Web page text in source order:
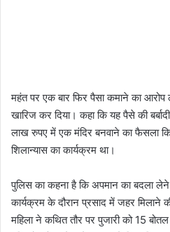
महंत पर एक बार फिर पैसा कमाने का
खारिज कर दिया। कहा कि यह पैसे की
लाख रुपए में एक मंदिर बनवाने का फैसला
शिलान्यास का कार्यक्रम था।
पुलिस का कहना है कि अपमान का बदला लेने
कार्यक्रम के दौरान प्रसाद में जहर
महिला ने कथित तौर पर पुजारी को 15